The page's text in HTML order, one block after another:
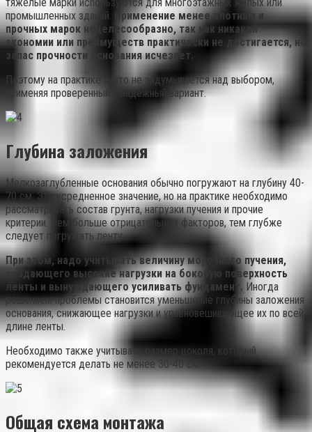
промышленных зданий.
Применение менее плотных и
прочных марок нецелесообразно, так как никакой
экономии или преимуществ практически не достигается, но
запас прочности основания исчезает.
Поэтому на практике никто не задумывается над выбором,
применяя проверенный и надежный вариант.
Глубина заложения
Мелкозаглубленные основания обычно погружают на глубину 40-
70 см. Это усредненное значение, но на практике необходимо
рассматривать состав грунта, нагрузки пучения и прочие
критерии. Чем больше отрицательных факторов, тем глубже
следует погружать ленту.
При этом, надо учитывать величину морозного пучения,
создающего высокие нагрузки на боковую поверхность
ленты и вынуждающего усиливать фундамент. Иногда
решением проблемы становится уменьшение глубины заложения
основания, снижающее нагрузки и уравновешивающее их по всей
длине ленты.
Необходимо также учитывать размер цоколя, который
рекомендуется делать не менее 30-40 см.
Общая схема монтажа